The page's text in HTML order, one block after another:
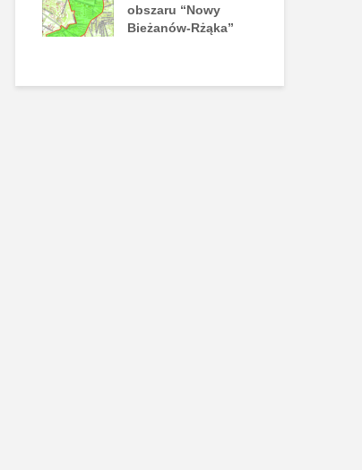
obszaru “Nowy
Bieżanów-Rżąka”